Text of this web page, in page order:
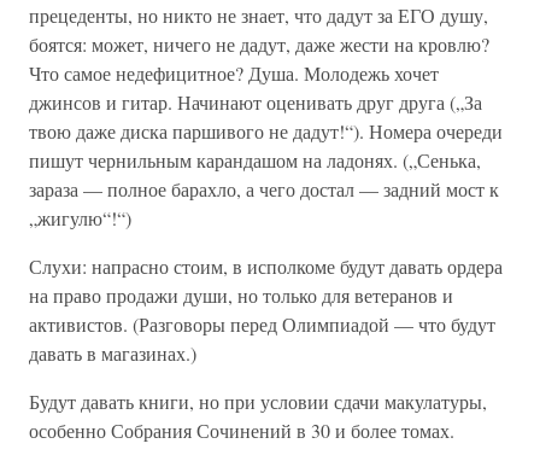
прецеденты, но никто не знает, что дадут за ЕГО душу,
боятся: может, ничего не дадут, даже жести на кровлю?
Что самое недефицитное? Душа. Молодежь хочет
джинсов и гитар. Начинают оценивать друг друга („За
твою даже диска паршивого не дадут!“). Номера очереди
пишут чернильным карандашом на ладонях. („Сенька,
зараза — полное барахло, а чего достал — задний мост к
„жигулю“!“)
Слухи: напрасно стоим, в исполкоме будут давать ордера
на право продажи души, но только для ветеранов и
активистов. (Разговоры перед Олимпиадой — что будут
давать в магазинах.)
Будут давать книги, но при условии сдачи макулатуры,
особенно Собрания Сочинений в 30 и более томах.